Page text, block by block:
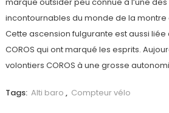
incontournables du monde de la montre
Cette ascension fulgurante est aussi
COROS qui ont marqué les esprits.
volontiers COROS à une grosse
Tags: Alti baro , Compteur vélo